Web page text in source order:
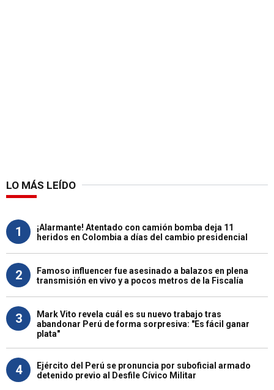
LO MÁS LEÍDO
1
¡Alarmante! Atentado con camión bomba deja 11
heridos en Colombia a días del cambio presidencial
2
Famoso influencer fue asesinado a balazos en plena
transmisión en vivo y a pocos metros de la Fiscalía
3
Mark Vito revela cuál es su nuevo trabajo tras
abandonar Perú de forma sorpresiva: "Es fácil ganar
plata"
4
Ejército del Perú se pronuncia por suboficial armado
detenido previo al Desfile Cívico Militar